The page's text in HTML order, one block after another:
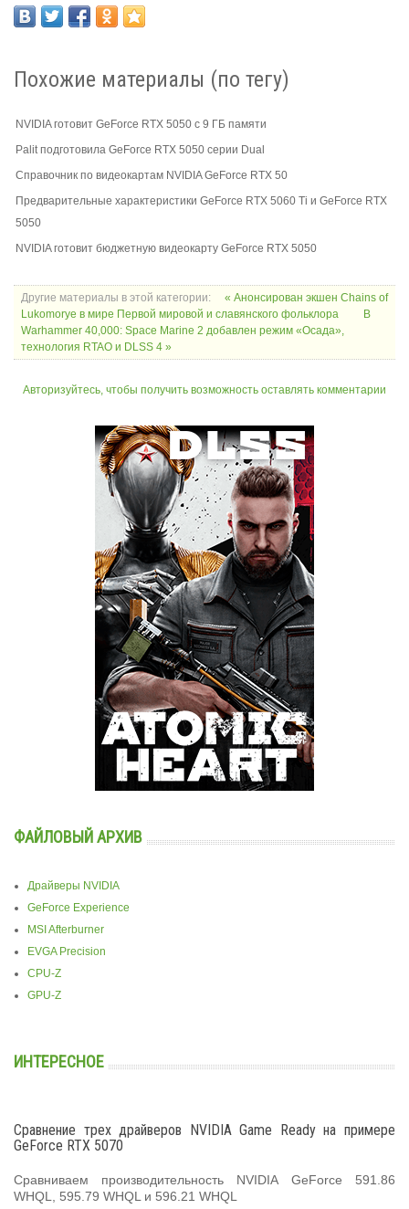
Похожие материалы (по тегу)
NVIDIA готовит GeForce RTX 5050 с 9 ГБ памяти
Palit подготовила GeForce RTX 5050 серии Dual
Справочник по видеокартам NVIDIA GeForce RTX 50
Предварительные характеристики GeForce RTX 5060 Ti и GeForce RTX
5050
NVIDIA готовит бюджетную видеокарту GeForce RTX 5050
Другие материалы в этой категории:
« Анонсирован экшен Chains of
Lukomorye в мире Первой мировой и славянского фольклора
В
Warhammer 40,000: Space Marine 2 добавлен режим «Осада»,
технология RTAO и DLSS 4 »
Авторизуйтесь, чтобы получить возможность оставлять комментарии
ФАЙЛОВЫЙ АРХИВ
Драйверы NVIDIA
GeForce Experience
MSI Afterburner
EVGA Precision
CPU-Z
GPU-Z
ИНТЕРЕСНОЕ
Сравнение трех драйверов NVIDIA Game Ready на примере
GeForce RTX 5070
Сравниваем производительность NVIDIA GeForce 591.86
WHQL, 595.79 WHQL и 596.21 WHQL